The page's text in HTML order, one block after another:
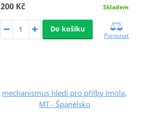
200 Kč Skladem
Do košíku
Porovnat
mechanismus hledí pro přilby Imola,
MT - Španělsko